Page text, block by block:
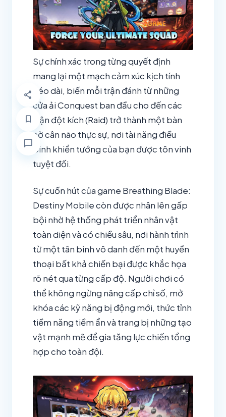
share
bookmark
chat_bubble
Sự chính xác trong từng quyết định
mang lại một mạch cảm xúc kịch tính
kéo dài, biến mỗi trận đánh từ những
cửa ải Conquest ban đầu cho đến các
trận đột kích (Raid) trở thành một bàn
cờ cân não thực sự, nơi tài năng điều
binh khiển tướng của bạn được tôn vinh
tuyệt đối.
Sự cuốn hút của game Breathing Blade:
Destiny Mobile còn được nhân lên gấp
bội nhờ hệ thống phát triển nhân vật
toàn diện và có chiều sâu, nơi hành trình
từ một tân binh vô danh đến một huyền
thoại bất khả chiến bại được khắc họa
rõ nét qua từng cấp độ. Người chơi có
thể không ngừng nâng cấp chỉ số, mở
khóa các kỹ năng bị động mới, thức tỉnh
tiềm năng tiềm ẩn và trang bị những tạo
vật mạnh mẽ để gia tăng lực chiến tổng
hợp cho toàn đội.